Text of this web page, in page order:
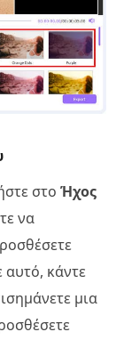
στο Ήχος
να
αυτό, κάντε
μια